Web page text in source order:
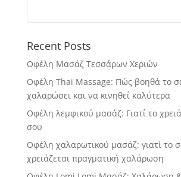
Recent Posts
Οφέλη Μασάζ Τεσσάρων Χεριών
Οφέλη Thai Massage: Πώς βοηθά το
χαλαρώσει και να κινηθεί καλύτερα
Οφέλη λεμφικού μασάζ: Γιατί το
σου
Οφέλη χαλαρωτικού μασάζ: γιατί το
χρειάζεται πραγματική χαλάρωση